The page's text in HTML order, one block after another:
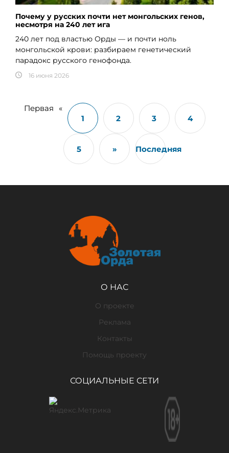
Почему у русских почти нет монгольских генов,
несмотря на 240 лет ига
240 лет под властью Орды — и почти ноль
монгольской крови: разбираем генетический
парадокс русского генофонда.
16 июня 2026
Первая
«
1
2 3 4
5 » Последняя
О НАС
О проекте
Реклама
Контакты
Помощь проекту
СОЦИАЛЬНЫЕ СЕТИ